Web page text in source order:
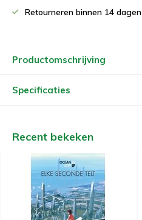
Retourneren binnen 14 dagen
Productomschrijving
Specificaties
Recent bekeken